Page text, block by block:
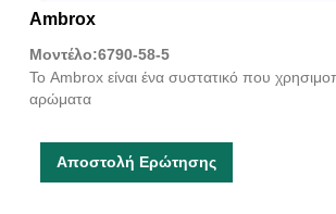
Ambrox
Μοντέλο:6790-58-5
Το Ambrox είναι ένα συστατικό που
αρώματα
Αποστολή Ερώτησης